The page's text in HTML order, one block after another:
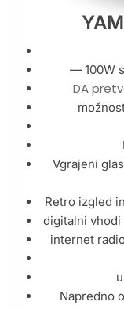
— 100W
DA
Vgrajeni
Retro izgled
digitalni vhodi
internet
Napredno